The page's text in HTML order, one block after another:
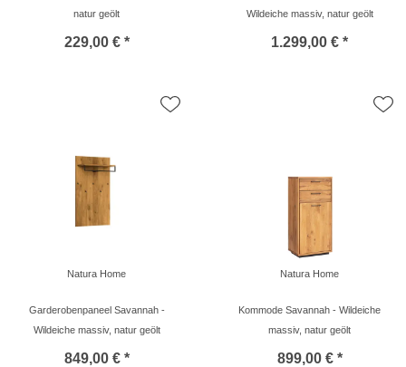
natur geölt
229,00 € *
Wildeiche massiv, natur geölt
1.299,00 € *
Natura Home
Garderobenpaneel Savannah -
Wildeiche massiv, natur geölt
849,00 € *
Natura Home
Kommode Savannah - Wildeiche
massiv, natur geölt
899,00 € *